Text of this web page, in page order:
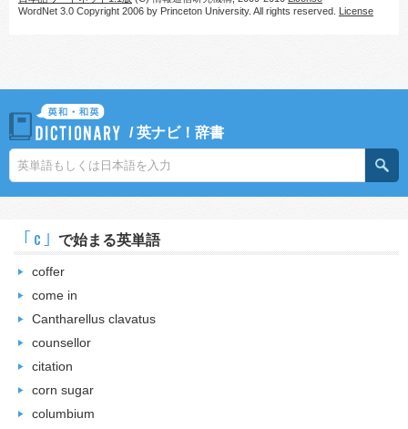
WordNet 3.0 Copyright 2006 by Princeton University. All rights reserved. License
/英ナビ！辞書
｢c｣ で始まる英単語
coffer
come in
Cantharellus clavatus
counsellor
citation
corn sugar
columbium